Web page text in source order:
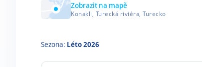
Zobrazit na mapě
Konakli, Turecká riviéra, Turecko
Sezona: Léto 2026